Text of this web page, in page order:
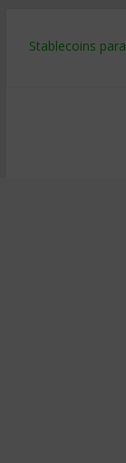
Stablecoins
Despido
IA en
Trabajo
Mercado